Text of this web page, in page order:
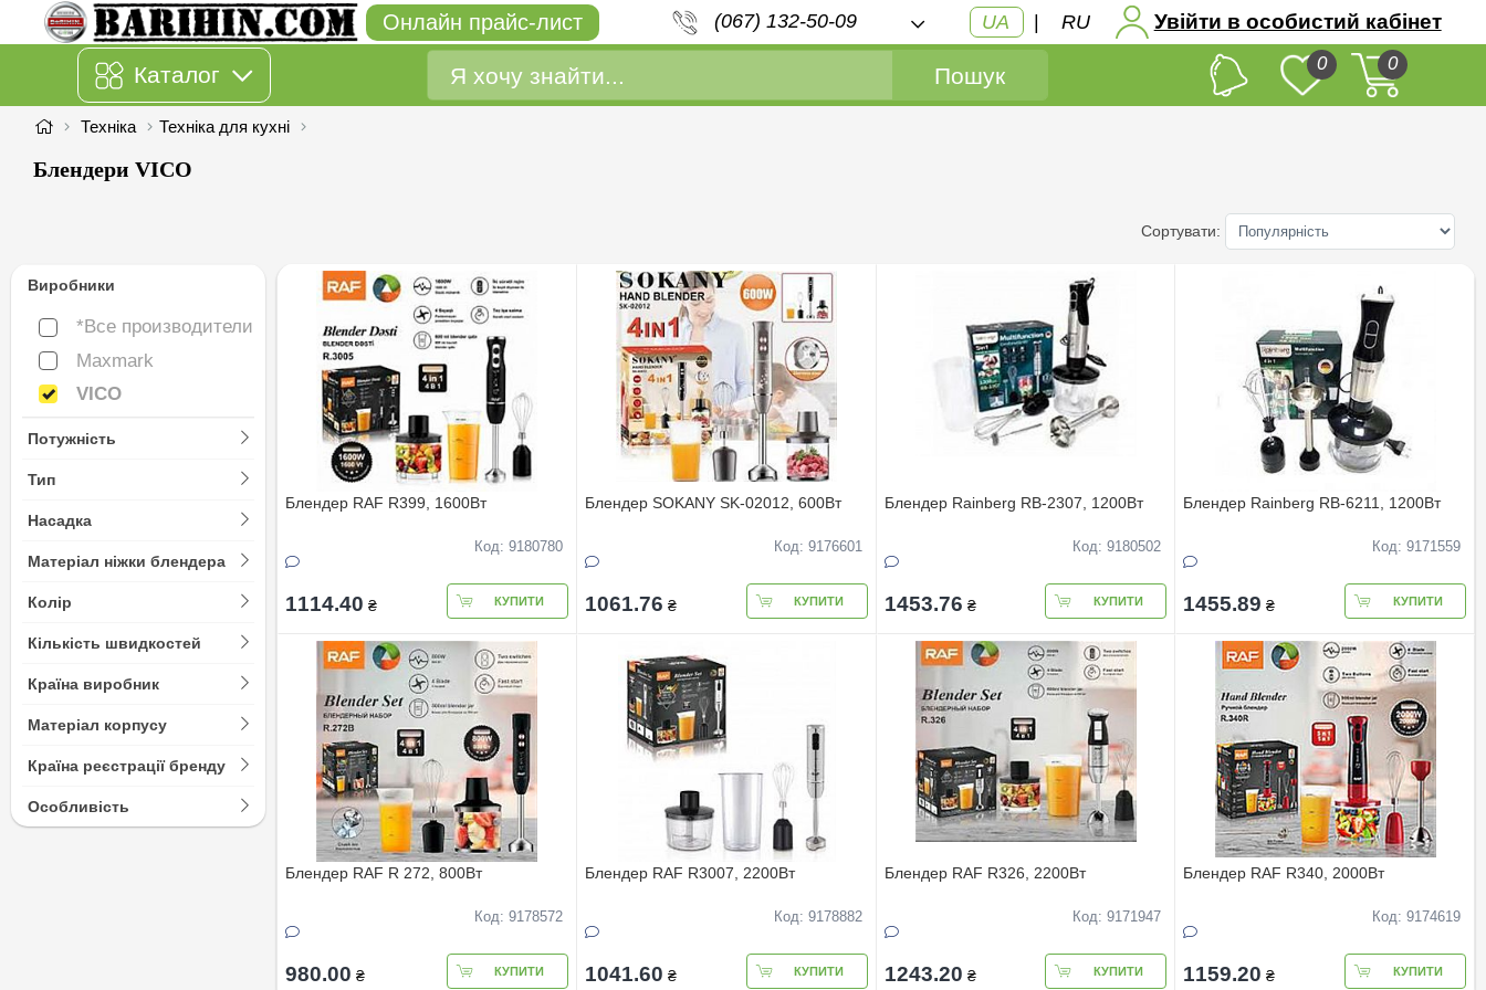
Онлайн прайс-лист (067) 132-50-09 UA | RU Увійти в особистий кабінет
Каталог Пошук 0 0
Техніка Техніка для кухні
Блендери VICO
Сортувати:
Виробники
*Все производители
*Все производители
Maxmark
Maxmark
VICO
VICO
Потужність
Тип
Насадка
Матеріал ніжки блендера
Колір
Кількість швидкостей
Країна виробник
Матеріал корпусу
Країна реєстрації бренду
Особливість
Блендер RAF R399, 1600Вт
Код: 9180780
1114.40 ₴ КУПИТИ
Блендер SOKANY SK-02012, 600Вт
Код: 9176601
1061.76 ₴ КУПИТИ
Блендер Rainberg RB-2307, 1200Вт
Код: 9180502
1453.76 ₴ КУПИТИ
Блендер Rainberg RB-6211, 1200Вт
Код: 9171559
1455.89 ₴ КУПИТИ
Блендер RAF R 272, 800Вт
Код: 9178572
980.00 ₴ КУПИТИ
Блендер RAF R3007, 2200Вт
Код: 9178882
1041.60 ₴ КУПИТИ
Блендер RAF R326, 2200Вт
Код: 9171947
1243.20 ₴ КУПИТИ
Блендер RAF R340, 2000Вт
Код: 9174619
1159.20 ₴ КУПИТИ